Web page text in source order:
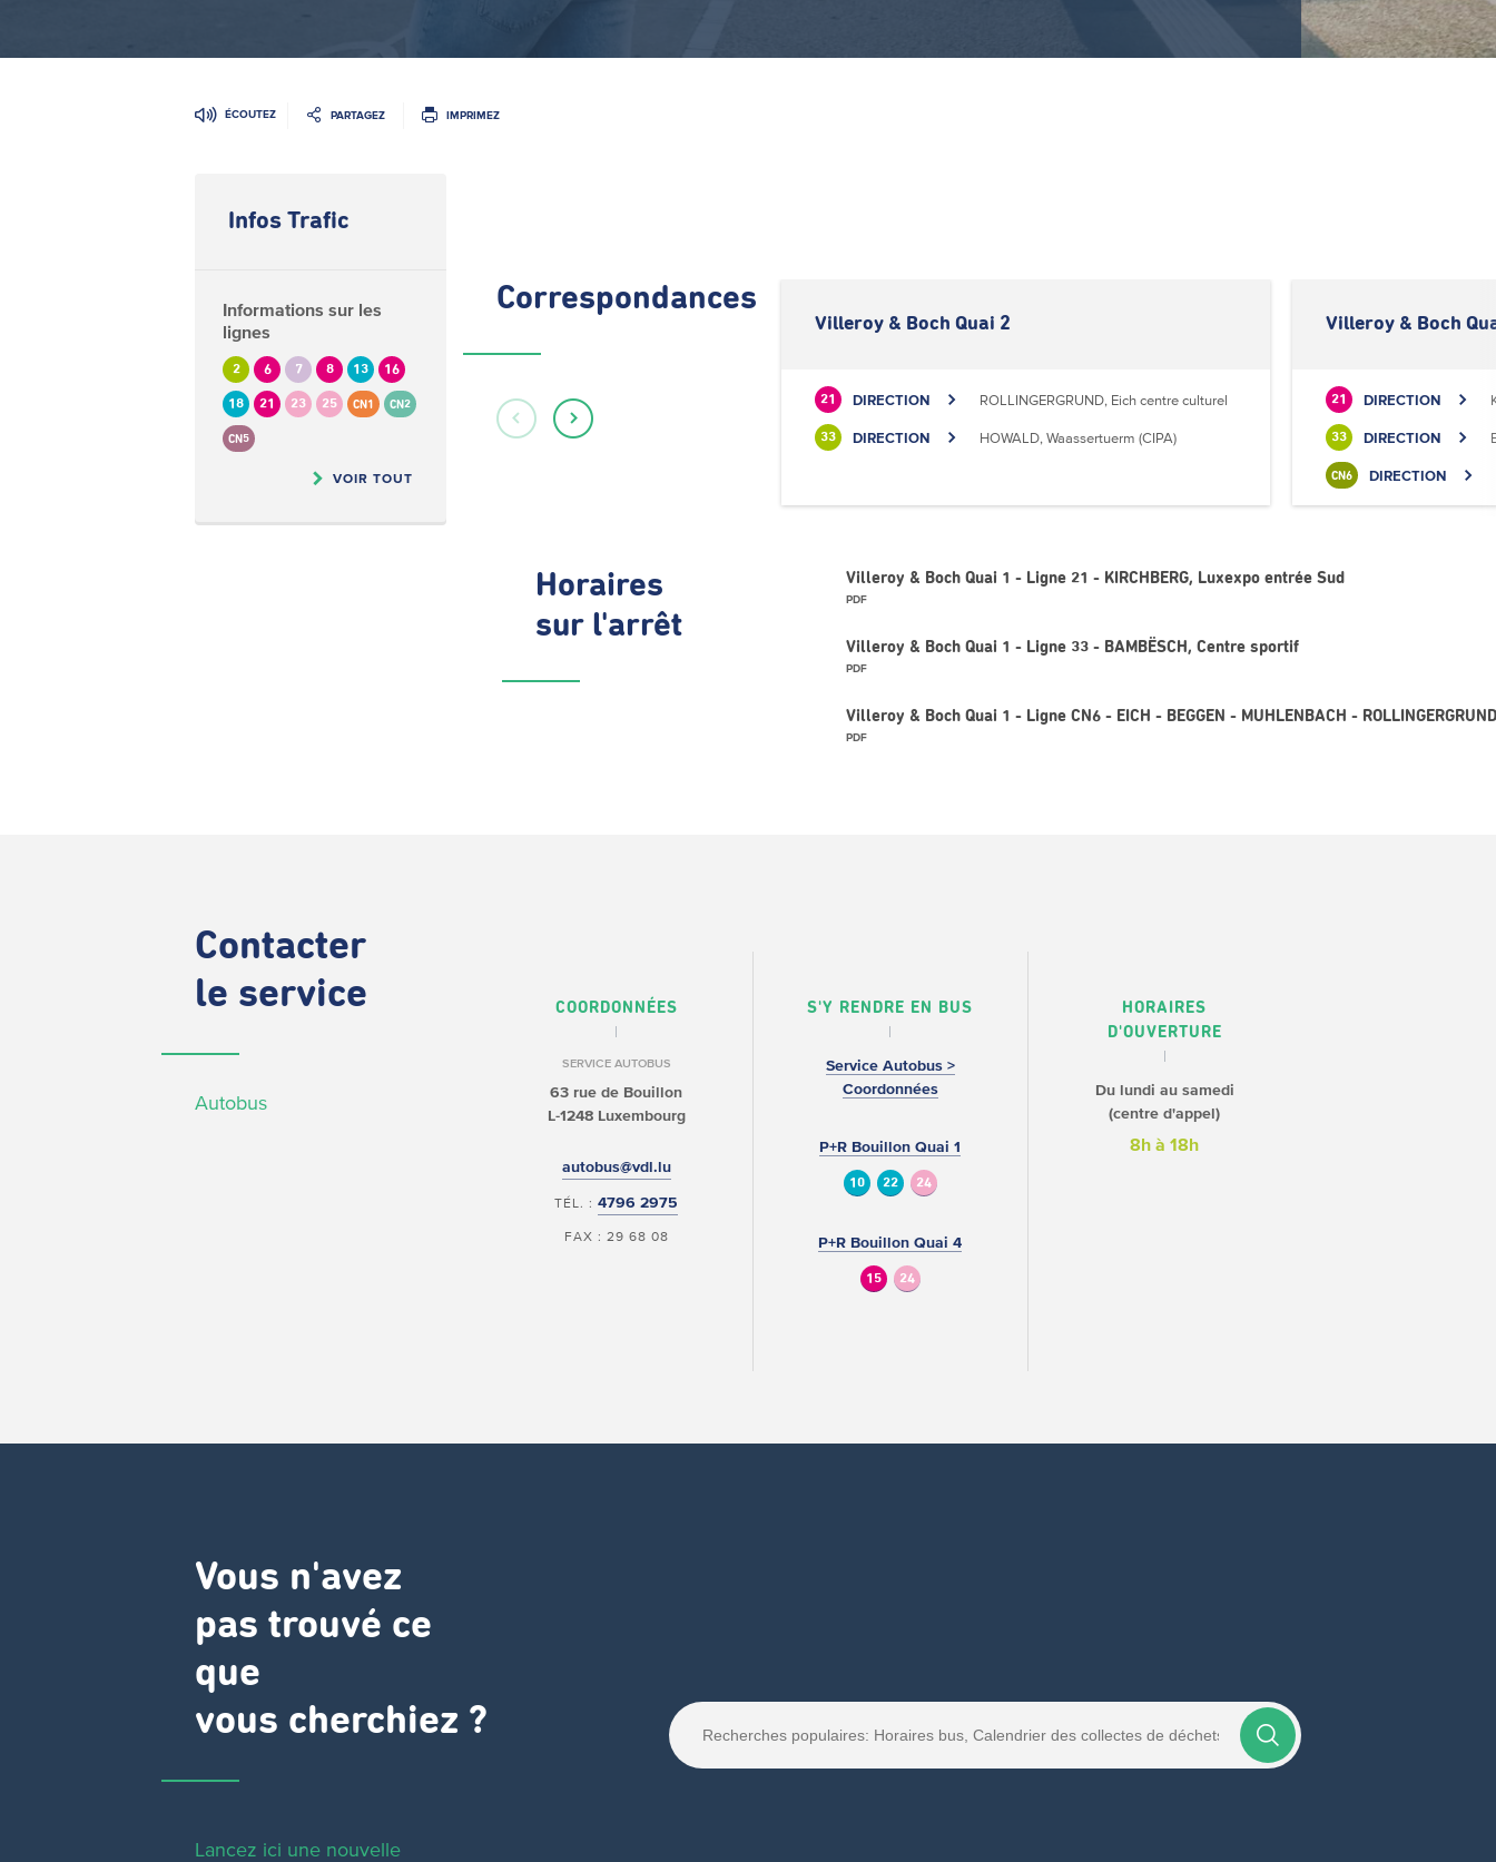
ÉCOUTEZ PARTAGEZ IMPRIMEZ
Infos Trafic
Informations sur les
lignes
2 6 7 8 13 16
18 21 23 25 CN1 CN2
CN5
VOIR TOUT
Correspondances
Villeroy & Boch Quai 2
21 DIRECTION ROLLINGERGRUND, Eich centre culturel
33 DIRECTION HOWALD, Waassertuerm (CIPA)
Villeroy & Boch
21 DIRECTION
33 DIRECTION
CN6 DIRECTION
Horaires
sur l'arrêt
Villeroy & Boch Quai 1 - Ligne 21 - KIRCHBERG, Luxexpo entrée Sud
PDF
Villeroy & Boch Quai 1 - Ligne 33 - BAMBËSCH, Centre sportif
PDF
Villeroy & Boch Quai 1 - Ligne CN6 - EICH - BEGGEN - MUHLENBACH -
PDF
Contacter
le service
Autobus
COORDONNÉES
SERVICE AUTOBUS
63 rue de Bouillon
L-1248 Luxembourg
autobus@vdl.lu
TÉL. :4796 2975
FAX : 29 68 08
S'Y RENDRE EN BUS
Service Autobus >
Coordonnées
P+R Bouillon Quai 1
10 22 24
P+R Bouillon Quai 4
15 24
HORAIRES
D'OUVERTURE
Du lundi au samedi
(centre d'appel)
8h à 18h
Vous n'avez
pas trouvé ce
que
vous cherchiez ?
Lancez ici une nouvelle